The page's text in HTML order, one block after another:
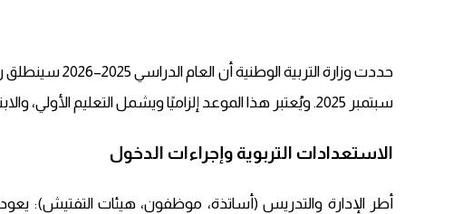
سبتمبر 2025. ويُعتبر هذا الموعد إلزاميًا ويشمل التعليم الأولي، والابتدائي، والثانوي الإعدادي، والتأهيلي.
الاستعدادات التربوية وإجراءات الدخول